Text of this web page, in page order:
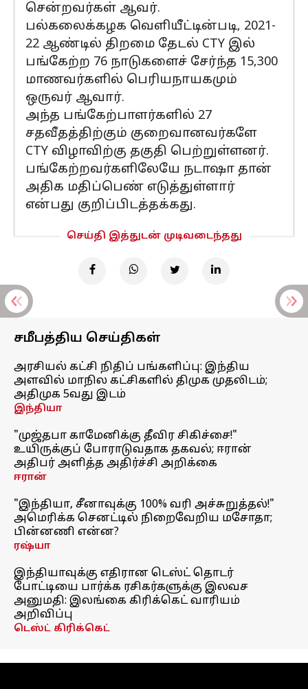
சென்றவர்கள் ஆவர்.
பல்கலைக்கழக வெளியீட்டின்படி, 2021-
22 ஆண்டில் திறமை தேடல் CTY இல்
பங்கேற்ற 76 நாடுகளைச் சேர்ந்த 15,300
மாணவர்களில் பெரியநாயகமும்
ஒருவர் ஆவார்.
அந்த பங்கேற்பாளர்களில் 27
சதவீதத்திற்கும் குறைவானவர்களே
CTY விழாவிற்கு தகுதி பெற்றுள்ளனர்.
பங்கேற்றவர்களிலேயே நடாஷா தான்
அதிக மதிப்பெண் எடுத்துள்ளார்
என்பது குறிப்பிடத்தக்கது.
செய்தி இத்துடன் முடிவடைந்தது
சமீபத்திய செய்திகள்
அரசியல் கட்சி நிதிப் பங்களிப்பு: இந்திய
அளவில் மாநில கட்சிகளில் திமுக முதலிடம்;
அதிமுக 5வது இடம்
இந்தியா
"முஜ்தபா காமேனிக்கு தீவிர சிகிச்சை!"
உயிருக்குப் போராடுவதாக தகவல்; ஈரான்
அதிபர் அளித்த அதிர்ச்சி அறிக்கை
ஈரான்
"இந்தியா, சீனாவுக்கு 100% வரி அச்சுறுத்தல்!"
அமெரிக்க செனட்டில் நிறைவேறிய மசோதா;
பின்னணி என்ன?
ரஷ்யா
இந்தியாவுக்கு எதிரான டெஸ்ட் தொடர்
போட்டியை பார்க்க ரசிகர்களுக்கு இலவச
அனுமதி: இலங்கை கிரிக்கெட் வாரியம்
அறிவிப்பு
டெஸ்ட் கிரிக்கெட்